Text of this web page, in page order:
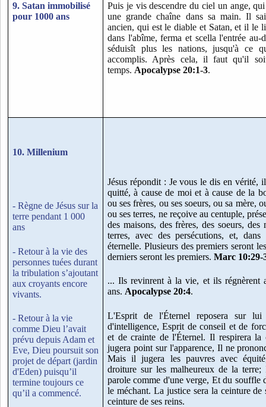
9. Satan immobilisé
pour 1000 ans
Puis je vis descendre du ciel un ange,
une grande chaîne dans sa main. Il
ancien, qui est le diable et Satan, et il le
dans l'abîme, ferma et scella l'entrée
séduisît plus les nations, jusqu'à ce
accomplis. Après cela, il faut qu'il
temps. Apocalypse 20:1-3.
10. Millenium
- Règne de Jésus sur la
terre pendant 1 000
ans
- Retour à la vie des
personnes tuées durant
la tribulation s’ajoutant
aux croyants encore
vivants.
- Retour à la vie
comme Dieu l’avait
prévu depuis Adam et
Eve, Dieu poursuit son
projet de départ (jardin
d'Eden) puisqu’il
termine toujours ce
qu’il a commencé.
Jésus répondit : Je vous le dis en vérité,
quitté, à cause de moi et à cause de la
ou ses frères, ou ses soeurs, ou sa mère,
ou ses terres, ne reçoive au centuple,
des maisons, des frères, des soeurs, des
terres, avec des persécutions, et,
éternelle. Plusieurs des premiers seront
derniers seront les premiers. Marc 10:29-
... Ils revinrent à la vie, et ils régnèrent
ans. Apocalypse 20:4.
L'Esprit de l'Éternel reposera sur
d'intelligence, Esprit de conseil et de
et de crainte de l'Éternel. Il respirera
jugera point sur l'apparence, Il ne
Mais il jugera les pauvres avec
droiture sur les malheureux de la
parole comme d'une verge, Et du souffle
le méchant. La justice sera la ceinture
ceinture de ses reins.